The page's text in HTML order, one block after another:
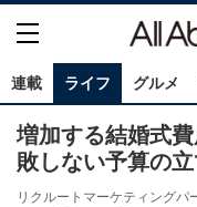
連載 ライフ グルメ
増加する結婚式
敗しない予算の
リクルートマーケティングパ